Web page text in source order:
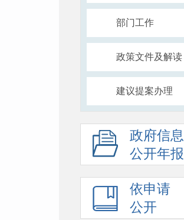
部门工作
政策文件及解读
建议提案办理
政府信息
公开年报
依申请
公开